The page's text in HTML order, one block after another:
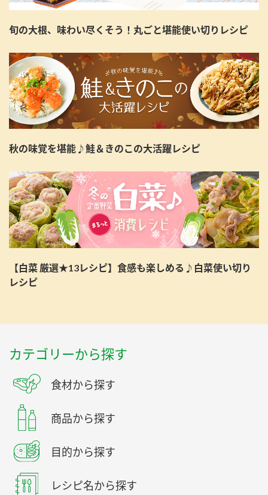
旬の大根、味わい尽くそう！丸ごと堪能使い切りレシピ
秋の味覚を堪能♪鮭＆きのこの大活躍レシピ
【白菜 厳選★13レシピ】食感も楽しめる♪白菜使い切り
レシピ
カテゴリーから探す
食材から探す
商品から探す
目的から探す
レシピ名から探す